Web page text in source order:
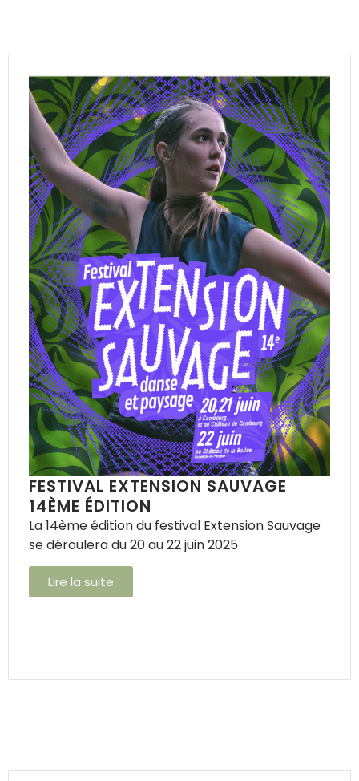
FESTIVAL EXTENSION SAUVAGE
14ÈME ÉDITION
La 14ème édition du festival Extension Sauvage
se déroulera du 20 au 22 juin 2025
Lire la suite